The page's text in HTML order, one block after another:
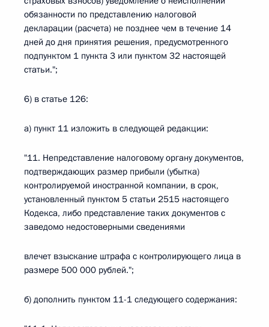
обязанности по представлению налоговой
декларации (расчета) не позднее чем в течение 14
дней до дня принятия решения, предусмотренного
подпунктом 1 пункта 3 или пунктом 32 настоящей
статьи.";
6) в статье 126:
а) пункт 11 изложить в следующей редакции:
"11. Непредставление налоговому органу документов,
подтверждающих размер прибыли (убытка)
контролируемой иностранной компании, в срок,
установленный пунктом 5 статьи 2515 настоящего
Кодекса, либо представление таких документов с
заведомо недостоверными сведениями
влечет взыскание штрафа с контролирующего лица в
размере 500 000 рублей.";
б) дополнить пунктом 11-1 следующего содержания: